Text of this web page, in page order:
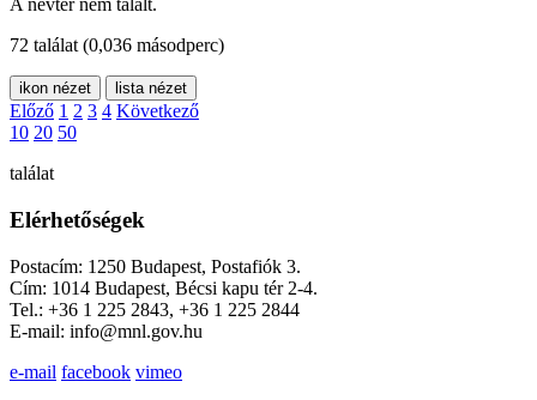
A névtér nem talált.
72 találat (0,036 másodperc)
ikon nézet lista nézet
Előző 1 2 3 4 Következő
10 20 50
találat
Elérhetőségek
Postacím: 1250 Budapest, Postafiók 3.
Cím: 1014 Budapest, Bécsi kapu tér 2-4.
Tel.: +36 1 225 2843, +36 1 225 2844
E-mail: info@mnl.gov.hu
e-mail facebook vimeo